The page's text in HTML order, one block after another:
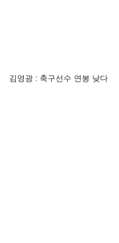
김영광 : 축구선수 연봉 낮다